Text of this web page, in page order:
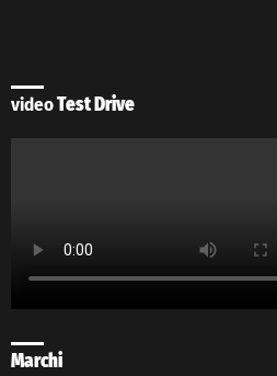
videoTest Drive
Marchi